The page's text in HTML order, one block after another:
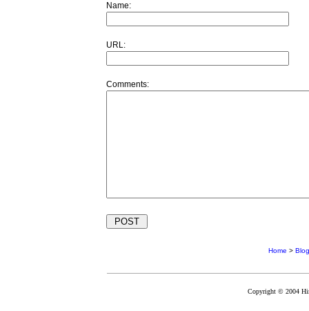
Name:
URL:
Comments:
Home > Blog
Copyright © 2004